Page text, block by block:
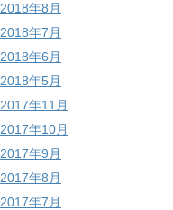
2018年8月
2018年7月
2018年6月
2018年5月
2017年11月
2017年10月
2017年9月
2017年8月
2017年7月